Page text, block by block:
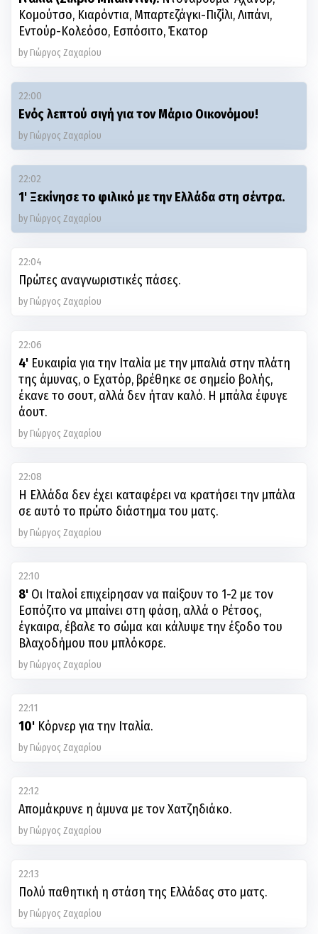
Κομούτσο, Κιαρόντια, Μπαρτεζάγκι-Πιζίλι, Λιπάνι,
Εντούρ-Κολεόσο, Εσπόσιτο, Έκατορ
by Γιώργος Ζαχαρίου
22:00
Eνός λεπτού σιγή για τον Μάριο Οικονόμου!
by Γιώργος Ζαχαρίου
22:02
1' Ξεκίνησε το φιλικό με την Ελλάδα στη σέντρα.
by Γιώργος Ζαχαρίου
22:04
Πρώτες αναγνωριστικές πάσες.
by Γιώργος Ζαχαρίου
22:06
4' Ευκαιρία για την Ιταλία με την μπαλιά στην πλάτη
της άμυνας, ο Εχατόρ, βρέθηκε σε σημείο βολής,
έκανε το σουτ, αλλά δεν ήταν καλό. Η μπάλα έφυγε
άουτ.
by Γιώργος Ζαχαρίου
22:08
Η Ελλάδα δεν έχει καταφέρει να κρατήσει την μπάλα
σε αυτό το πρώτο διάστημα του ματς.
by Γιώργος Ζαχαρίου
22:10
8' Oι Ιταλοί επιχείρησαν να παίξουν το 1-2 με τον
Εσπόζιτο να μπαίνει στη φάση, αλλά ο Ρέτσος,
έγκαιρα, έβαλε το σώμα και κάλυψε την έξοδο του
Βλαχοδήμου που μπλόκσρε.
by Γιώργος Ζαχαρίου
22:11
10' Κόρνερ για την Ιταλία.
by Γιώργος Ζαχαρίου
22:12
Aπομάκρυνε η άμυνα με τον Χατζηδιάκο.
by Γιώργος Ζαχαρίου
22:13
Πολύ παθητική η στάση της Ελλάδας στο ματς.
by Γιώργος Ζαχαρίου